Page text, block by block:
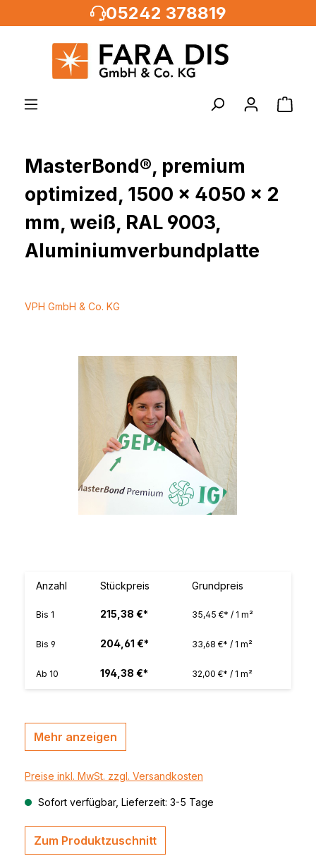
05242 378819
MasterBond®, premium
optimized, 1500 x 4050 x 2
mm, weiß, RAL 9003,
Aluminiumverbundplatte
VPH GmbH & Co. KG
Anzahl Stückpreis Grundpreis
Bis 1 215,38 €* 35,45 €* / 1 m²
Bis 9 204,61 €* 33,68 €* / 1 m²
Ab 10 194,38 €* 32,00 €* / 1 m²
Mehr anzeigen
Preise inkl. MwSt. zzgl. Versandkosten
Sofort verfügbar, Lieferzeit: 3-5 Tage
Zum Produktzuschnitt